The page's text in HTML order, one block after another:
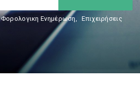
Φορολογικη Ενημέρωση, Επιχειρήσεις